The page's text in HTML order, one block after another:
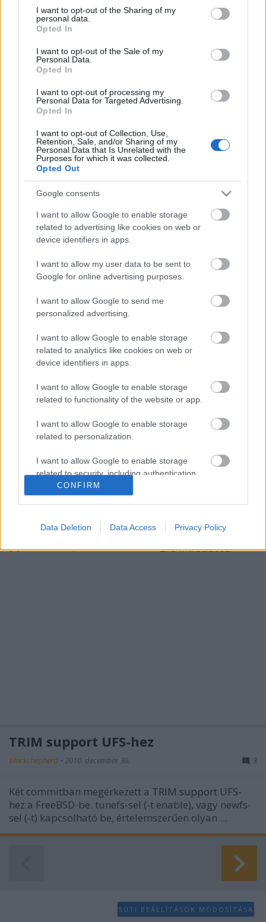
not limited to your visit or usage behaviour. You may click to
grant or deny consent to Google and its third-party tags to
use your data for below specified purposes in below Google
consent section.
I want to opt-out of the Sharing of my
personal data.
Opted In
I want to opt-out of the Sale of my
Personal Data.
Opted In
I want to opt-out of processing my
Personal Data for Targeted Advertising.
Opted In
I want to opt-out of Collection, Use,
Retention, Sale, and/or Sharing of my
Personal Data that Is Unrelated with the
Purposes for which it was collected.
Opted Out
Google consents
I want to allow Google to enable storage
related to advertising like cookies on web or
device identifiers in apps.
I want to allow my user data to be sent to
Google for online advertising purposes.
I want to allow Google to send me
personalized advertising.
I want to allow Google to enable storage
related to analytics like cookies on web or
device identifiers in apps.
I want to allow Google to enable storage
related to functionality of the website or app.
I want to allow Google to enable storage
related to personalization.
I want to allow Google to enable storage
related to security, including authentication
functionality and fraud prevention, and other
user protection.
CONFIRM
Data Deletion Data Access Privacy Policy
There's been a number of people complaining about
rejected as spam when discussing replication. The
Mi lesz az utolsó 2000
blackshepherd•2011. január 19.
Lassan vége az életre szóló választási lehetőségnek,
január 31-én lejár a határidő, amit szeretett 0,666-os
(gyk: 2/3), matolcsyszta kormányunk ...
Itt a legújabb Intel szerver CPU-
generáció, a Neon!
blackshepherd• 2011. január 05.
ZFS funkciók
blackshepherd •2011. január 01.
ZFS pool-verziók, és azok új funkciói. Hasznos lehet
az eligazodáskor a ZFS-káoszban:
Nevada
Build
Version
Introduced
36 1 ZFS introduced
TRIM support UFS-hez
blackshepherd • 2010. december 30. 3
Két commitban megérkezett a TRIM support UFS-
hez a FreeBSD-be. tunefs-sel (-t enable), vagy newfs-
sel (-t) kapcsolható be, értelemszerűen olyan ...
SÜTI BEÁLLÍTÁSOK MÓDOSÍTÁSA